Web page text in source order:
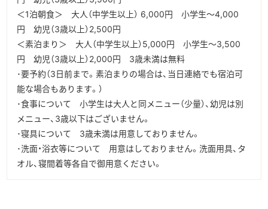
＜1泊朝食＞ 大人（中学生以上） 6,000円 小学生～4,000
円 幼児（3歳以上）2,500円
＜素泊まり＞ 大人（中学生以上）5,000円 小学生～3,500
円 幼児（3歳以上）2,000円 3歳未満は無料
･要予約（3日前まで。素泊まりの場合は、当日連絡でも宿泊可
能な場合もあります。）
･食事について 小学生は大人と同メニュー（少量）、幼児は別
メニュー、3歳以下はございません。
･寝具について 3歳未満は用意しておりません。
･洗面・浴衣等について 用意はしておりません。洗面用具、タ
オル、寝間着等各自で御用意ください。